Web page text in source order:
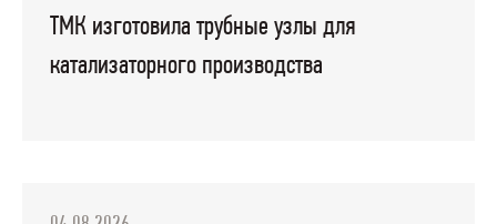
ТМК изготовила трубные узлы для
катализаторного производства